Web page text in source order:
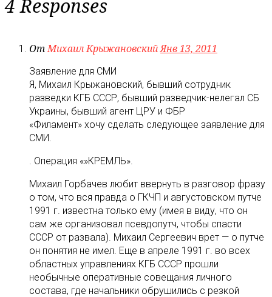
4 Responses
ОтМихаил КрыжановскийЯнв 13, 2011
Заявление для СМИ
Я, Михаил Крыжановский, бывший сотрудник
разведки КГБ СССР, бывший разведчик-нелегал СБ
Украины, бывший агент ЦРУ и ФБР
«Филамент» хочу сделать следующее заявление для
СМИ.
. Операция «»КРЕМЛЬ».
Михаил Горбачев любит ввернуть в разговор фразу
о том, что вся правда о ГКЧП и августовском путче
1991 г. известна только ему (имея в виду, что он
сам же организовал псевдопутч, чтобы спасти
СССР от развала). Михаил Сергеевич врет — о путче
он понятия не имел. Еще в апреле 1991 г. во всех
областных управлениях КГБ СССР прошли
необычные оперативные совещания личного
состава, где начальники обрушились с резкой